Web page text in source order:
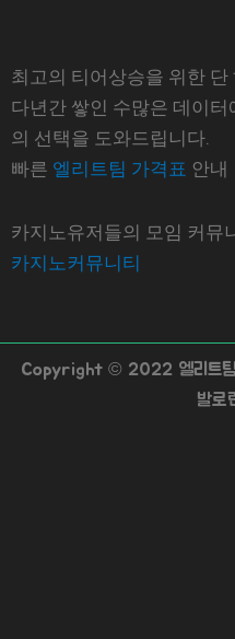
최고의 티어상승을 위한
다년간 쌓인 수많은 데이
의 선택을 도와드립니다.
빠른 엘리트팀 가격표 안내
카지노유저들의 모임 커뮤
카지노커뮤니티
Copyright © 2022 엘리트팀
발로